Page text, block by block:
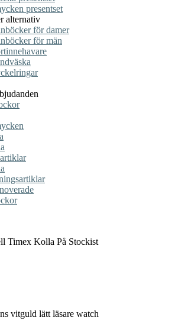
presentset
alternativ
för damer
för män
Timex Kolla På Stockist